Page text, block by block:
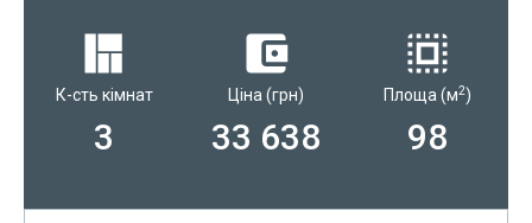
К-сть кімнат
3
Ціна (грн)
33 638
Площа (м2)
98